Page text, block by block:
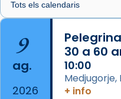
🔗
📸 J. Merino
Photo
View on Facebook ·
9
ag.
2026
30 a 60
10:00
Medjugorje,
+ info